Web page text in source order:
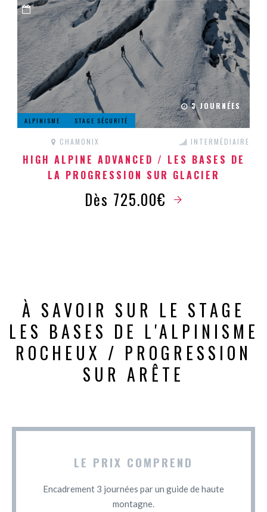
3 JOURNÉES
ALPINISME STAGE SÉCURITÉ
CHAMONIX INTERMÉDIAIRE
HIGH ALPINE ADVANCED / LES BASES DE
LA PROGRESSION SUR GLACIER
Dès 725.00€
À SAVOIR SUR LE STAGE
LES BASES DE L'ALPINISME
ROCHEUX / PROGRESSION
SUR ARÊTE
LE PRIX COMPREND
Encadrement 3 journées par un guide de haute
montagne.